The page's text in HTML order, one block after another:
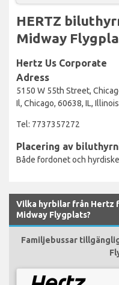
HERTZ
Midway
Hertz Us Corporate
Adress
5150 W 55th Street,
Il, Chicago, 60638, IL, Illinois
Tel: 7737357272
Placering av
Både fordonet och
Vilka hyrbilar från Hertz
Midway Flygplats?
Familjebussar